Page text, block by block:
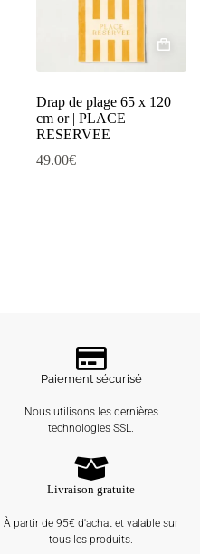
Drap de plage 65 x 120
cm or | PLACE
RESERVEE
49.00€
Paiement sécurisé
Nous utilisons les dernières
technologies SSL.
Livraison gratuite
À partir de 95€ d'achat et valable sur
tous les produits.